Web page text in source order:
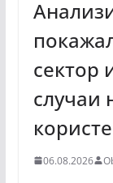
сектор
случаи
06.08.2026